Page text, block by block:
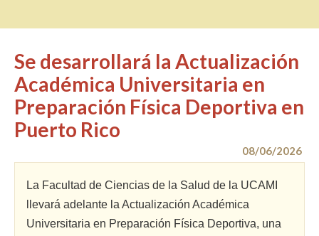
Se desarrollará la Actualización
Académica Universitaria en
Preparación Física Deportiva en
Puerto Rico
08/06/2026
La Facultad de Ciencias de la Salud de la UCAMI
llevará adelante la Actualización Académica
Universitaria en Preparación Física Deportiva, una